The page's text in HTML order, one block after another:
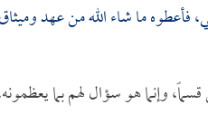
فأعطوه ما شاء الله من عهد
وإنما هو سؤال لهم بما